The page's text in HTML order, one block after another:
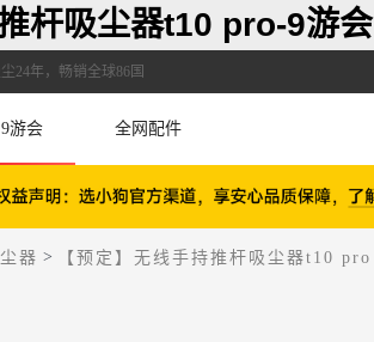
杆吸尘器t10 pro-9游会
24年，畅销全球86国
9游会 全网配件
器 > 【预定】无线手持推杆吸尘器t10 pro